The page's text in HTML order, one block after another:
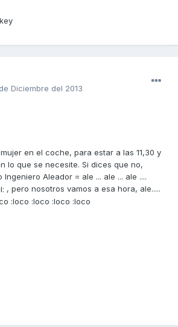
Diciembre del 2013
en el coche, para estar a las 11,30 y
lo que se necesite. Si dices que no,
Aleador = ale ... ale ... ale ....
, pero nosotros vamos a esa hora, ale.....
:loco :loco :loco :loco